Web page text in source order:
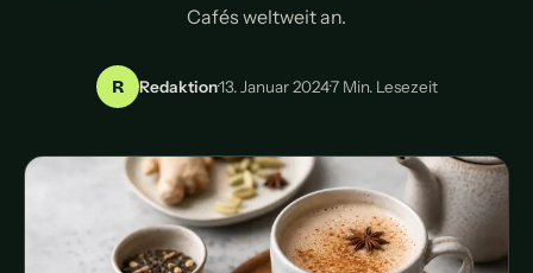
Cafés weltweit an.
R Redaktion·13. Januar 2024·7 Min. Lesezeit